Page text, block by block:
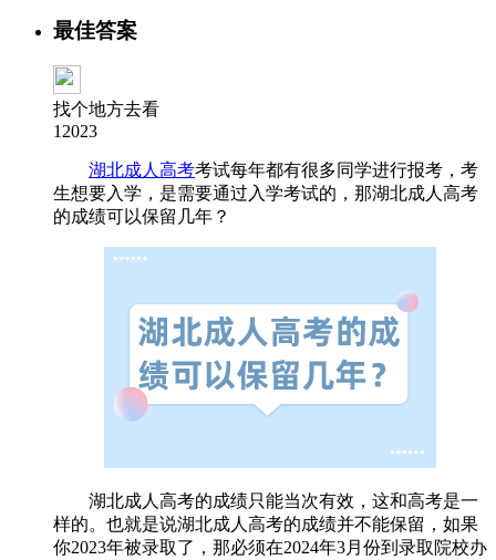
最佳答案
找个地方去看
12023
湖北成人高考考试每年都有很多同学进行报考，考
生想要入学，是需要通过入学考试的，那湖北成人高考
的成绩可以保留几年？
湖北成人高考的成绩只能当次有效，这和高考是一
样的。也就是说湖北成人高考的成绩并不能保留，如果
你2023年被录取了，那必须在2024年3月份到录取院校办